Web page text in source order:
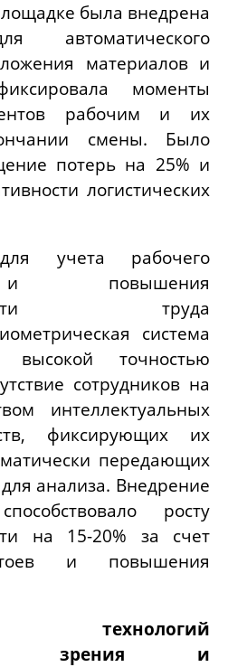
была внедрена
автоматического
материалов и
моменты
рабочим и их
смены. Было
потерь на 25% и
логистических
учета рабочего
повышения
труда
система
точностью
сотрудников на
интеллектуальных
фиксирующих их
передающих
анализа. Внедрение
росту
на 15-20% за счет
и повышения
технологий
зрения и